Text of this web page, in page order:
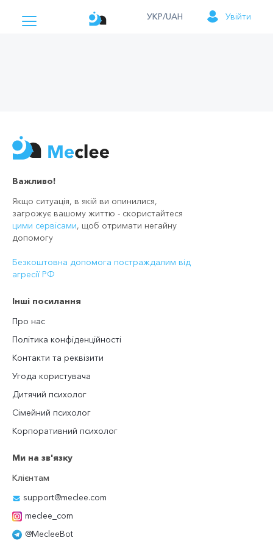
УКР/UAH Увійти
Важливо!
Якщо ситуація, в якій ви опинилися,
загрожує вашому життю - скористайтеся
цими сервісами, щоб отримати негайну
допомогу
Безкоштовна допомога постраждалим від
агресії РФ
Інші посилання
Про нас
Політика конфіденційності
Контакти та реквізити
Угода користувача
Дитячий психолог
Сімейний психолог
Корпоративний психолог
Ми на зв'язку
Клієнтам
support@meclee.com
meclee_com
@MecleeBot